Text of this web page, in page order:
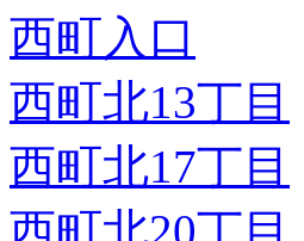
西町入口
西町北13丁目
西町北17丁目